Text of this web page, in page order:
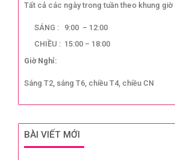
Tất cả các ngày trong tuần theo khung giờ
SÁNG : 9:00 – 12:00
CHIỀU : 15:00 – 18:00
Giờ Nghỉ:
Sáng T2, sáng T6, chiều T4, chiều CN
BÀI VIẾT MỚI